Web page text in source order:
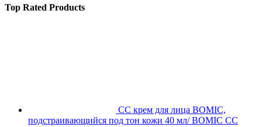
Top Rated Products
СС крем для лица BOMIC,
подстраивающийся под тон кожи 40 мл/ BOMIC CC